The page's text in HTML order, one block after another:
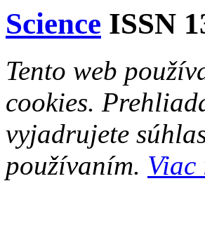
Science ISSN
Tento web
cookies.
vyjadrujete
používaním.